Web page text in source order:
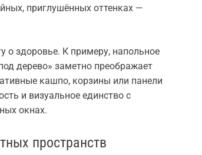
приглушённых оттенках —
о здоровье. К примеру, напольное
дерево» заметно преображает
кашпо, корзины или панели
и визуальное единство с
окнах.
пространств